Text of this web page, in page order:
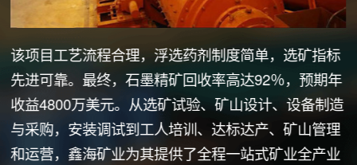
该项目工艺流程合理，浮选药剂制度简单，选矿指标
先进可靠。最终，石墨精矿回收率高达92％，预期年
收益4800万美元。从选矿试验、矿山设计、设备制造
与采购，安装调试到工人培训、达标达产、矿山管理
和运营，鑫海矿业为其提供了全程一站式矿业全产业